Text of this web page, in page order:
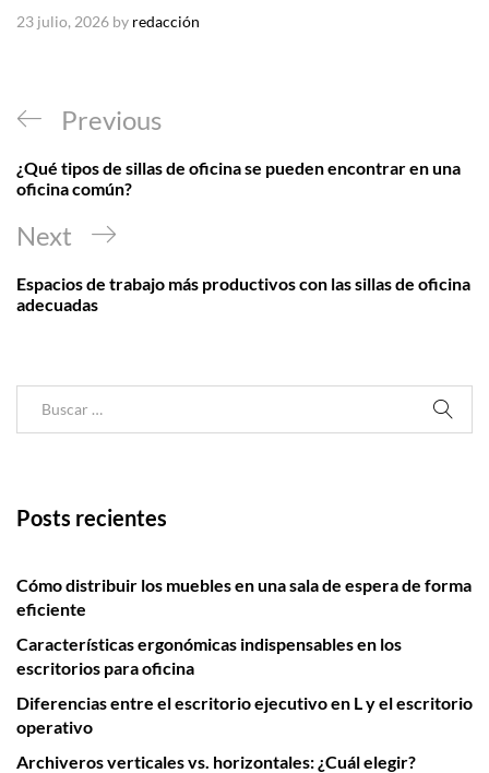
23 julio, 2026 by redacción
Navegación
de
entradas
Previous
Post
Previous
¿Qué tipos de sillas de oficina se pueden encontrar en una
oficina común?
Next
Post
Next
Espacios de trabajo más productivos con las sillas de oficina
adecuadas
Posts recientes
Cómo distribuir los muebles en una sala de espera de forma
eficiente
Características ergonómicas indispensables en los
escritorios para oficina
Diferencias entre el escritorio ejecutivo en L y el escritorio
operativo
Archiveros verticales vs. horizontales: ¿Cuál elegir?